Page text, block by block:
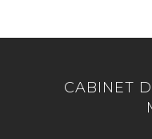
CABINET